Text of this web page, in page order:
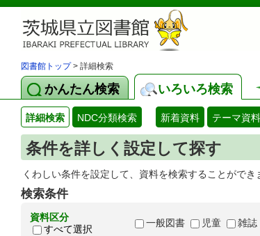
図書館トップ> 詳細検索
かんたん検索 いろいろ検索
詳細検索 NDC分類検索 新着資料 テーマ資料
条件を詳しく設定して探す
くわしい条件を設定して、資料を検索することができ
検索条件
資料区分
すべて選択
一般図書 児童 雑誌